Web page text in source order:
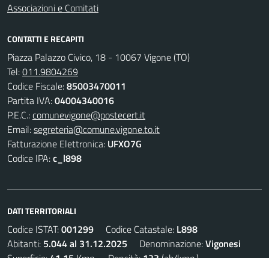
Associazioni e Comitati
CONTATTI E RECAPITI
Piazza Palazzo Civico, 18 - 10067 Vigone (TO)
Tel:011.9804269
Codice Fiscale:85003470011
Partita IVA:04004340016
P.E.C.:comunevigone@postecert.it
Email:segreteria@comune.vigone.to.it
Fatturazione Elettronica: UFXO7G
Codice IPA:c_l898
DATI TERRITORIALI
Codice ISTAT:001299 Codice Catastale: L898
Abitanti: 5.044 al 31.12.2025 Denominazione:Vigonesi